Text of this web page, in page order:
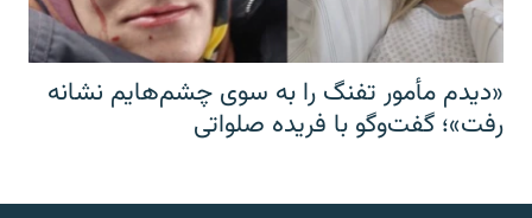
«دیدم مأمور تفنگ را به سوی چشم‌هایم نشانه
رفت»؛ گفت‌و‌گو با فریده صلواتی